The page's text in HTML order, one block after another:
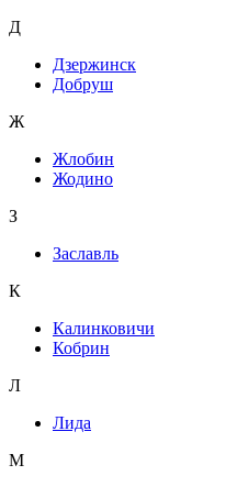
Д
Дзержинск
Добруш
Ж
Жлобин
Жодино
З
Заславль
К
Калинковичи
Кобрин
Л
Лида
М